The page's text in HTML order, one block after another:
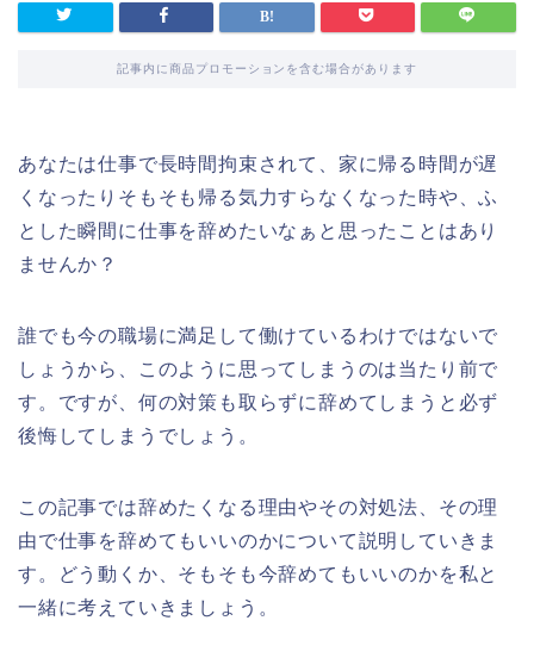
記事内に商品プロモーションを含む場合があります
あなたは仕事で長時間拘束されて、家に帰る時間が遅
くなったりそもそも帰る気力すらなくなった時や、ふ
とした瞬間に仕事を辞めたいなぁと思ったことはあり
ませんか？
誰でも今の職場に満足して働けているわけではないで
しょうから、このように思ってしまうのは当たり前で
す。ですが、何の対策も取らずに辞めてしまうと必ず
後悔してしまうでしょう。
この記事では辞めたくなる理由やその対処法、その理
由で仕事を辞めてもいいのかについて説明していきま
す。どう動くか、そもそも今辞めてもいいのかを私と
一緒に考えていきましょう。